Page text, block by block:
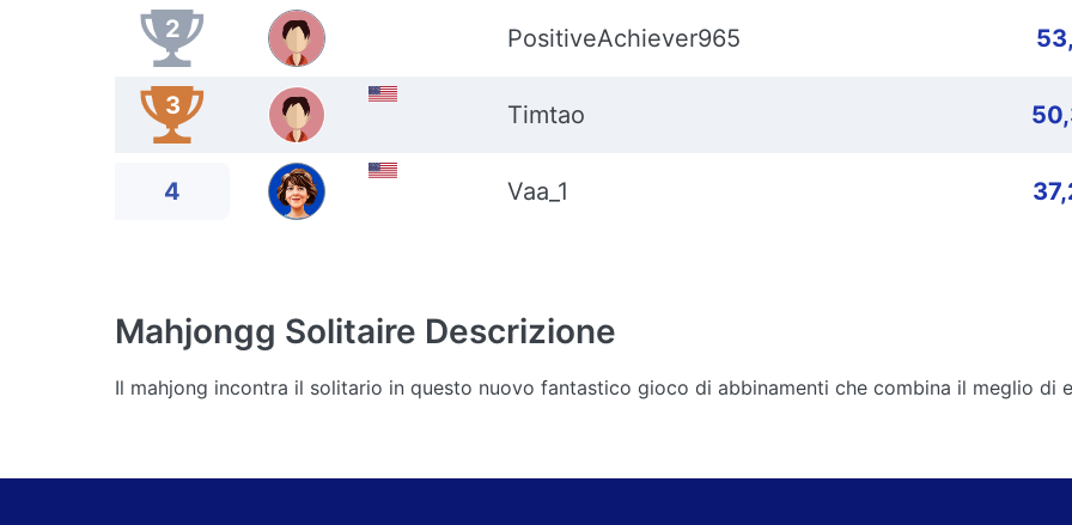
2 PositiveAchiever965
3 Timtao
4 Vaa_1
Mahjongg Solitaire Descrizione
Il mahjong incontra il solitario in questo nuovo fantastico gioco di abbinamenti che combina il meglio di